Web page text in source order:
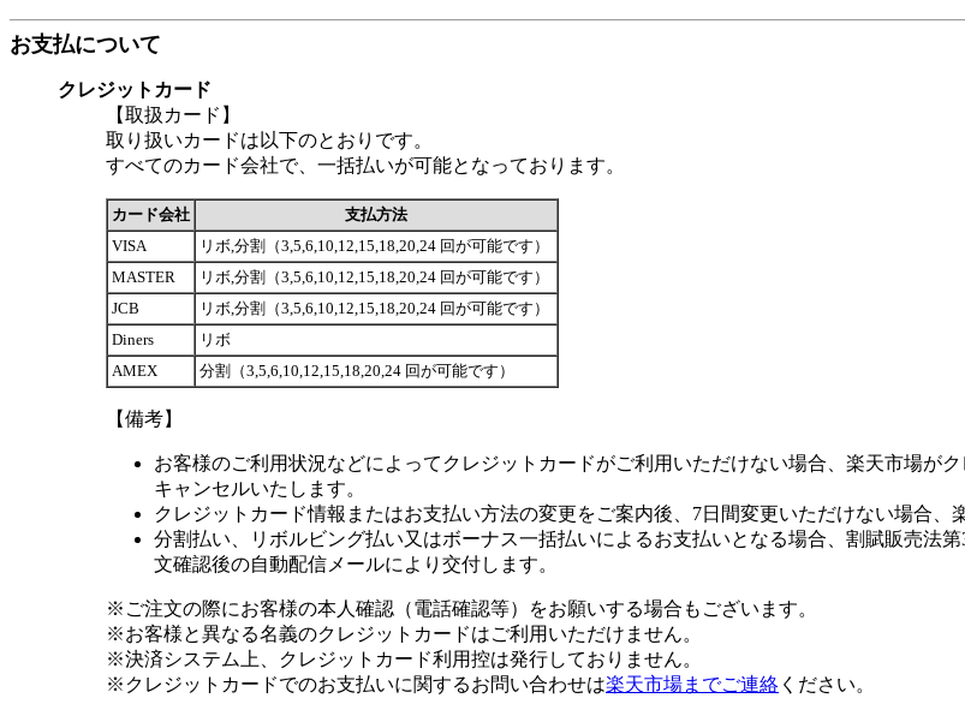
お支払について
クレジットカード
【取扱カード】
取り扱いカードは以下のとおりです。
すべてのカード会社で、一括払いが可能となっております。
カード会社
支払方法
VISA
リボ,分割（3,5,6,10,12,15,18,20,24 回が可能です）
MASTER
リボ,分割（3,5,6,10,12,15,18,20,24 回が可能です）
JCB
リボ,分割（3,5,6,10,12,15,18,20,24 回が可能です）
Diners
リボ
AMEX
分割（3,5,6,10,12,15,18,20,24 回が可能です）
【備考】
お客様のご利用状況などによってクレジットカードがご利用いただけない場合、楽天市場が
キャンセルいたします。
クレジットカード情報またはお支払い方法の変更をご案内後、7日間変更いただけない場合、
分割払い、リボルビング払い又はボーナス一括払いによるお支払いとなる場合、割賦販売法
文確認後の自動配信メールにより交付します。
※ご注文の際にお客様の本人確認（電話確認等）をお願いする場合もございます。
※お客様と異なる名義のクレジットカードはご利用いただけません。
※決済システム上、クレジットカード利用控は発行しておりません。
※クレジットカードでのお支払いに関するお問い合わせは楽天市場までご連絡 ください。